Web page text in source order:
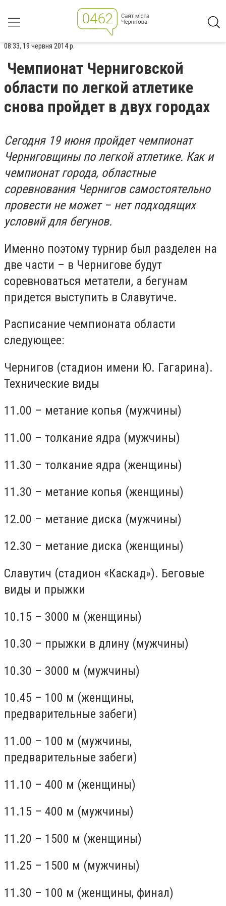
08:33, 19 червня 2014 р.
Чемпионат Черниговской
области по легкой атлетике
снова пройдет в двух городах
Сегодня 19 июня пройдет чемпионат
Черниговщины по легкой атлетике. Как и
чемпионат города, областные
соревнования Чернигов самостоятельно
провести не может – нет подходящих
условий для бегунов.
Именно поэтому турнир был разделен на
две части – в Чернигове будут
соревноваться метатели, а бегунам
придется выступить в Славутиче.
Расписание чемпионата области
следующее:
Чернигов (стадион имени Ю. Гагарина).
Технические виды
11.00 – метание копья (мужчины)
11.00 – толкание ядра (мужчины)
11.30 – толкание ядра (женщины)
11.30 – метание копья (женщины)
12.00 – метание диска (мужчины)
12.30 – метание диска (женщины)
Славутич (стадион «Каскад»). Беговые
виды и прыжки
10.15 – 3000 м (женщины)
10.30 – прыжки в длину (мужчины)
10.30 – 3000 м (мужчины)
10.45 – 100 м (женщины,
предварительные забеги)
11.00 – 100 м (мужчины,
предварительные забеги)
11.10 – 400 м (женщины)
11.15 – 400 м (мужчины)
11.20 – 1500 м (женщины)
11.25 – 1500 м (мужчины)
11.30 – 100 м (женщины, финал)